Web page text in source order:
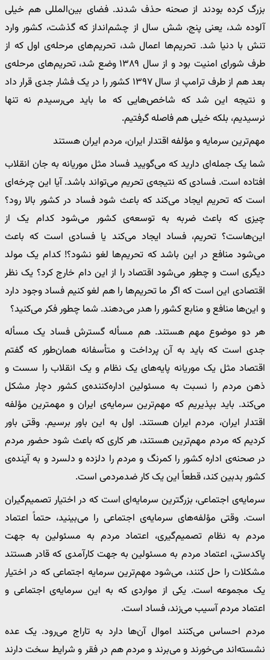
بزرگ کرده بودند از صحنه حذف شدند. فضای بین‌المللی هم خیلی
آلوده شد، یعنی پنج، شش سال از چشم‌انداز که گذشت، کشور وارد
تنش با دنیا شد. تحریم‌ها اعمال شد، تحریم‌های مرحله‌ی اول که از
طرف شورای امنیت بود و از سال ۱۳۸۹ وضع شد، تحریم‌های مرحله‌ی
بعد هم از طرف ترامپ از سال ۱۳۹۷ کشور را در یک فشار جدی قرار داد
و نتیجه این شد که شاخص‌هایی که ما باید می‌رسیدم نه تنها
نرسیدیم، بلکه خیلی هم فاصله گرفتیم.
مهم‌ترین سرمایه و مؤلفه اقتدار ایران، مردم ایران هستند
شما یک جمله‌ای دارید که می‌گویید فساد مثل موریانه به جان انقلاب
افتاده است. فسادی که نتیجه‌ی تحریم می‌تواند باشد. آیا این چرخه‌ای
است که تحریم ایجاد می‌کند که باعث شود فساد در کشور بالا رود؟
چیزی که باعث ضربه به توسعه‌ی کشور می‌شود کدام یک از
این‌هاست؟ تحریم، فساد ایجاد می‌کند یا فسادی است که باعث
می‌شود منافع در این باشد که تحریم‌ها لغو نشود؟! کدام یک مولد
دیگری است و چطور می‌شود اقتصاد را از این دام خارج کرد؟ یک نظر
اقتصادی این است که اگر ما تحریم‌ها را هم لغو کنیم فساد وجود دارد
و این‌ها منافع و منابع کشور را هدر می‌دهند. شما چطور فکر می‌کنید؟
هر دو موضوع مهم هستند. هم مسأله گسترش فساد یک مسأله
جدی است که باید به آن پرداخت و متأسفانه همان‌طور که گفتم
اقتصاد مثل یک موریانه پایه‌های یک نظام و یک انقلاب را سست و
ذهن مردم را نسبت به مسئولین اداره‌کننده‌ی کشور دچار مشکل
می‌کند. باید بپذیریم که مهم‌ترین سرمایه‌ی ایران و مهمترین مؤلفه
اقتدار ایران، مردم ایران هستند. اول به این باور برسیم. وقتی باور
کردیم که مردم مهم‌ترین هستند، هر کاری که باعث شود حضور مردم
در صحنه‌ی اداره کشور را کمرنگ و مردم را دلزده و دلسرد و به آینده‌ی
کشور بدبین کند، قطعاً این یک کار ضدمردمی است.
سرمایه‌ی اجتماعی، بزرگترین سرمایه‌ای است که در اختیار تصمیم‌گیران
است. وقتی مؤلفه‌های سرمایه‌ی اجتماعی را می‌بینید، حتماً اعتماد
مردم به نظام تصمیم‌گیری، اعتماد مردم به مسئولین به جهت
پاکدستی، اعتماد مردم به مسئولین به جهت کارآمدی که قادر هستند
مشکلات را حل کنند، می‌شود مهم‌ترین سرمایه اجتماعی که در اختیار
یک مجموعه است. یکی از مواردی که به این سرمایه‌ی اجتماعی و
اعتماد مردم آسیب می‌زند، فساد است.
مردم احساس می‌کنند اموال آن‌ها دارد به تاراج می‌رود. یک عده
نشسته‌اند می‌خورند و می‌برند و مردم هم در فقر و شرایط سخت دارند